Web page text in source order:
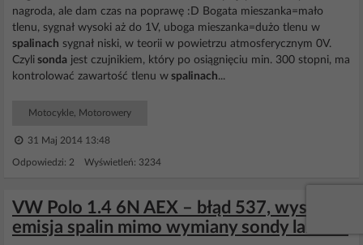
nagroda, ale dam czas na poprawę :D Bogata mieszanka=mało
tlenu, sygnał wysoki aż do 1V, uboga mieszanka=dużo tlenu w
spalinach sygnał niski, w teorii w powietrzu atmosferycznym 0V.
Czyli sonda jest czujnikiem, który po osiągnięciu min. 300 stopni, ma
kontrolować zawartość tlenu w spalinach...
Motocykle, Motorowery
31 Maj 2014 13:48
Odpowiedzi: 2 Wyświetleń: 3234
VW Polo 1.4 6N AEX – błąd 537, wysoka
emisja spalin mimo wymiany sondy lambda